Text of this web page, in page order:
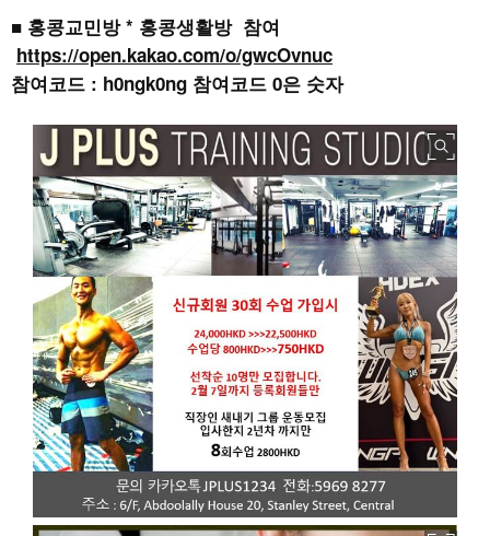
■ 홍콩교민방 * 홍콩생활방 참여
https://open.kakao.com/o/gwcOvnuc
참여코드 : h0ngk0ng 참여코드 0은 숫자